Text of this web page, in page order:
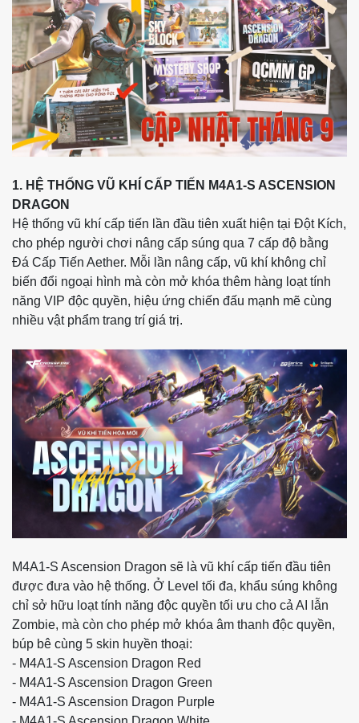
1. HỆ THỐNG VŨ KHÍ CẤP TIẾN M4A1-S ASCENSION
DRAGON
Hệ thống vũ khí cấp tiến lần đầu tiên xuất hiện tại Đột Kích,
cho phép người chơi nâng cấp súng qua 7 cấp độ bằng
Đá Cấp Tiến Aether. Mỗi lần nâng cấp, vũ khí không chỉ
biến đổi ngoại hình mà còn mở khóa thêm hàng loạt tính
năng VIP độc quyền, hiệu ứng chiến đấu mạnh mẽ cùng
nhiều vật phẩm trang trí giá trị.
M4A1-S Ascension Dragon sẽ là vũ khí cấp tiến đầu tiên
được đưa vào hệ thống. Ở Level tối đa, khẩu súng không
chỉ sở hữu loạt tính năng độc quyền tối ưu cho cả AI lẫn
Zombie, mà còn cho phép mở khóa âm thanh độc quyền,
búp bê cùng 5 skin huyền thoại:
- M4A1-S Ascension Dragon Red
- M4A1-S Ascension Dragon Green
- M4A1-S Ascension Dragon Purple